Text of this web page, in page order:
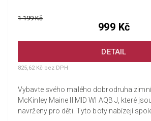
DETAIL
825,62 Kč bez DPH
1 199 Kč
999 Kč
Vybavte svého malého dobrodruha
McKinley Maine II MID WI AQB J, které
navrženy pro děti. Tyto boty nabízejí